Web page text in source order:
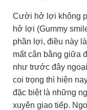
Cười hở lợi không
hở lợi (Gummy
phần lợi, điều này
mất cân bằng giữa
như trước đây
coi trọng thì hiện
đặc biệt là những
xuyên giao tiếp.